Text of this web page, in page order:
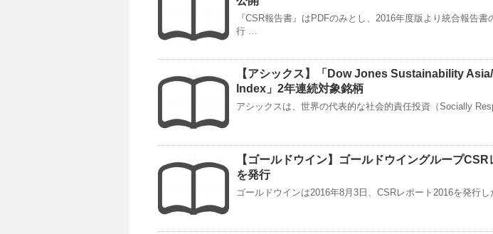
『CSR報告書』はPDFのみとし、2016年度版より統合報告書
行 …
【アシックス】「Dow Jones Sustainability
Index」2年連続対象銘柄
アシックスは、世界の代表的な社会的責任投資（Socially
【ゴールドウイン】ゴールドウイングループ
を発行
ゴールドウインは2016年8月3日、CSRレポート2016を発行